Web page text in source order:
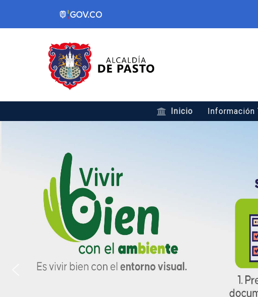
Inicio Información